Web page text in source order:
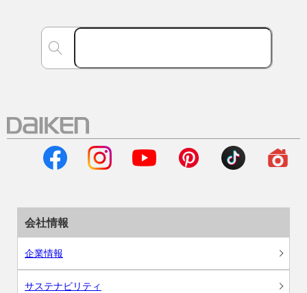
会社情報
企業情報
サステナビリティ